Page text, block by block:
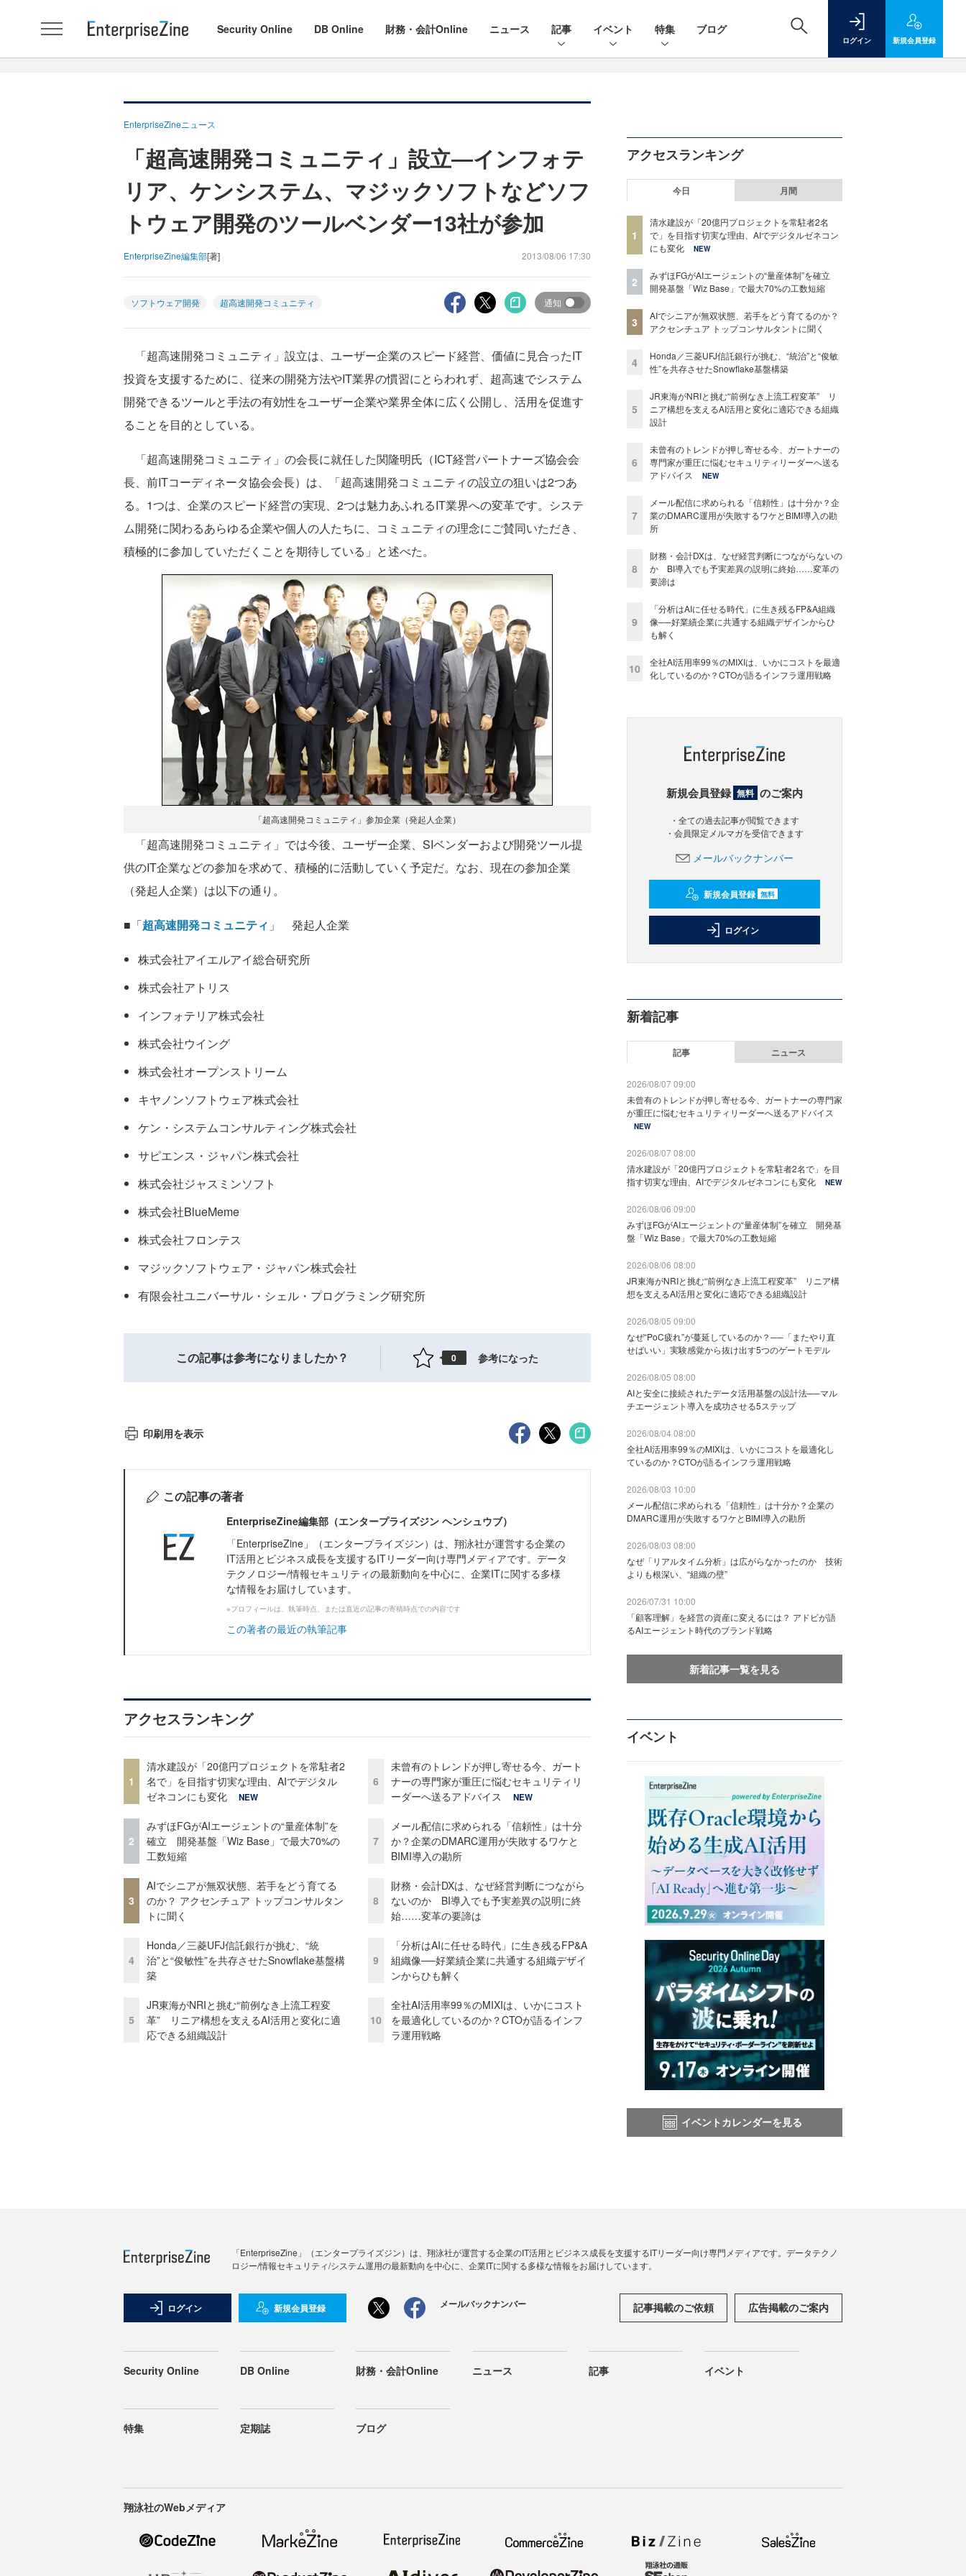
Security Online DB Online 財務・会計Online ニュース 記事 イベント 特集 ブログ
ログイン 新規会員登録
EnterpriseZineニュース
「超高速開発コミュニティ」設立―インフォテ
リア、ケンシステム、マジックソフトなどソフ
トウェア開発のツールベンダー13社が参加
EnterpriseZine編集部[著] 2013/08/06 17:30
ソフトウェア開発 超高速開発コミュニティ 通知
「超高速開発コミュニティ」設立は、ユーザー企業のスピード経営、価値に見合ったIT
投資を支援するために、従来の開発方法やIT業界の慣習にとらわれず、超高速でシステム
開発できるツールと手法の有効性をユーザー企業や業界全体に広く公開し、活用を促進す
ることを目的としている。
「超高速開発コミュニティ」の会長に就任した関隆明氏（ICT経営パートナーズ協会会
長、前ITコーディネータ協会会長）は、「超高速開発コミュニティの設立の狙いは2つあ
る。1つは、企業のスピード経営の実現、2つは魅力あふれるIT業界への変革です。システ
ム開発に関わるあらゆる企業や個人の人たちに、コミュニティの理念にご賛同いただき、
積極的に参加していただくことを期待している」と述べた。
「超高速開発コミュニティ」参加企業（発起人企業）
「超高速開発コミュニティ」では今後、ユーザー企業、SIベンダーおよび開発ツール提
供のIT企業などの参加を求めて、積極的に活動していく予定だ。なお、現在の参加企業
（発起人企業）は以下の通り。
■「超高速開発コミュニティ 」 発起人企業
株式会社アイエルアイ総合研究所
株式会社アトリス
インフォテリア株式会社
株式会社ウイング
株式会社オープンストリーム
キヤノンソフトウェア株式会社
ケン・システムコンサルティング株式会社
サピエンス・ジャパン株式会社
株式会社ジャスミンソフト
株式会社BlueMeme
株式会社フロンテス
マジックソフトウェア・ジャパン株式会社
有限会社ユニバーサル・シェル・プログラミング研究所
この記事は参考になりましたか？ 0 参考になった
印刷用を表示
この記事の著者
EnterpriseZine編集部（エンタープライズジン ヘンシュウブ）
「EnterpriseZine」（エンタープライズジン）は、翔泳社が運営する企業の
IT活用とビジネス成長を支援するITリーダー向け専門メディアです。データ
テクノロジー/情報セキュリティの最新動向を中心に、企業ITに関する多様
な情報をお届けしています。
※プロフィールは、執筆時点、または直近の記事の寄稿時点での内容です
この著者の最近の執筆記事
アクセスランキング
1
清水建設が「20億円プロジェクトを常駐者2
名で」を目指す切実な理由、AIでデジタル
ゼネコンにも変化
NEW
2
みずほFGがAIエージェントの“量産体制”を
確立 開発基盤「Wiz Base」で最大70%の
工数短縮
3
AIでシニアが無双状態、若手をどう育てる
のか？ アクセンチュア トップコンサルタン
トに聞く
4
Honda／三菱UFJ信託銀行が挑む、“統
治”と“俊敏性”を共存させたSnowflake基盤構
築
5
JR東海がNRIと挑む“前例なき上流工程変
革” リニア構想を支えるAI活用と変化に適
応できる組織設計
6
未曾有のトレンドが押し寄せる今、ガート
ナーの専門家が重圧に悩むセキュリティリ
ーダーへ送るアドバイス
NEW
7
メール配信に求められる「信頼性」は十分
か？企業のDMARC運用が失敗するワケと
BIMI導入の勘所
8
財務・会計DXは、なぜ経営判断につながら
ないのか BI導入でも予実差異の説明に終
始……変革の要諦は
9
「分析はAIに任せる時代」に生き残るFP&A
組織像──好業績企業に共通する組織デザイ
ンからひも解く
10
全社AI活用率99％のMIXIは、いかにコスト
を最適化しているのか？CTOが語るインフ
ラ運用戦略
アクセスランキング
今日 月間
1
清水建設が「20億円プロジェクトを常駐者2名
で」を目指す切実な理由、AIでデジタルゼネコン
にも変化
NEW
2
みずほFGがAIエージェントの“量産体制”を確立
開発基盤「Wiz Base」で最大70%の工数短縮
3
AIでシニアが無双状態、若手をどう育てるのか？
アクセンチュア トップコンサルタントに聞く
4
Honda／三菱UFJ信託銀行が挑む、“統治”と“俊敏
性”を共存させたSnowflake基盤構築
5
JR東海がNRIと挑む“前例なき上流工程変革” リ
ニア構想を支えるAI活用と変化に適応できる組織
設計
6
未曾有のトレンドが押し寄せる今、ガートナーの
専門家が重圧に悩むセキュリティリーダーへ送る
アドバイス
NEW
7
メール配信に求められる「信頼性」は十分か？企
業のDMARC運用が失敗するワケとBIMI導入の勘
所
8
財務・会計DXは、なぜ経営判断につながらないの
か BI導入でも予実差異の説明に終始……変革の
要諦は
9
「分析はAIに任せる時代」に生き残るFP&A組織
像──好業績企業に共通する組織デザインからひ
も解く
10
全社AI活用率99％のMIXIは、いかにコストを最適
化しているのか？CTOが語るインフラ運用戦略
新規会員登録 無料 のご案内
・全ての過去記事が閲覧できます
・会員限定メルマガを受信できます
メールバックナンバー
新規会員登録 無料
ログイン
新着記事
記事 ニュース
2026/08/07 09:00
未曾有のトレンドが押し寄せる今、ガートナーの専門家
が重圧に悩むセキュリティリーダーへ送るアドバイス
NEW
2026/08/07 08:00
清水建設が「20億円プロジェクトを常駐者2名で」を目
指す切実な理由、AIでデジタルゼネコンにも変化
NEW
2026/08/06 09:00
みずほFGがAIエージェントの“量産体制”を確立 開発基
盤「Wiz Base」で最大70%の工数短縮
2026/08/06 08:00
JR東海がNRIと挑む“前例なき上流工程変革” リニア構
想を支えるAI活用と変化に適応できる組織設計
2026/08/05 09:00
なぜ“PoC疲れ”が蔓延しているのか？──「またやり直
せばいい」実験感覚から抜け出す5つのゲートモデル
2026/08/05 08:00
AIと安全に接続されたデータ活用基盤の設計法──マル
チエージェント導入を成功させる5ステップ
2026/08/04 08:00
全社AI活用率99％のMIXIは、いかにコストを最適化し
ているのか？CTOが語るインフラ運用戦略
2026/08/03 10:00
メール配信に求められる「信頼性」は十分か？企業の
DMARC運用が失敗するワケとBIMI導入の勘所
2026/08/03 08:00
なぜ「リアルタイム分析」は広がらなかったのか 技術
よりも根深い、“組織の壁”
2026/07/31 10:00
「顧客理解」を経営の資産に変えるには？ アドビが語
るAIエージェント時代のブランド戦略
新着記事一覧を見る
イベント
イベントカレンダーを見る
「EnterpriseZine」（エンタープライズジン）は、翔泳社が運営する企業のIT活用とビジネス成長を支援するITリーダー向け専門メディアです。データテクノ
ロジー/情報セキュリティ/システム運用の最新動向を中心に、企業ITに関する多様な情報をお届けしています。
ログイン 新規会員登録 メールバックナンバー 記事掲載のご依頼 広告掲載のご案内
Security Online DB Online 財務・会計Online ニュース 記事 イベント
特集 定期誌 ブログ
翔泳社のWebメディア